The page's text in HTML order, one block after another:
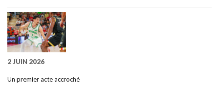
2 JUIN 2026
Un premier acte accroché